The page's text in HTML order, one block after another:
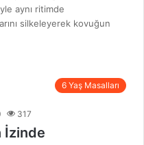
aynı ritimde
silkeleyerek kovuğun
6 Yaş Masalları
317
İzinde